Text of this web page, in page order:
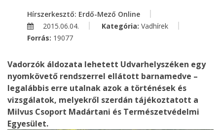
Hírszerkesztő: Erdő-Mező Online
2015.06.04.
Kategória: Vadhírek
Forrás: 19077
Vadorzók áldozata lehetett Udvarhelyszéken egy
nyomkövető rendszerrel ellátott barnamedve –
legalábbis erre utalnak azok a történések és
vizsgálatok, melyekről szerdán tájékoztatott a
Milvus Csoport Madártani és Természetvédelmi
Egyesület.